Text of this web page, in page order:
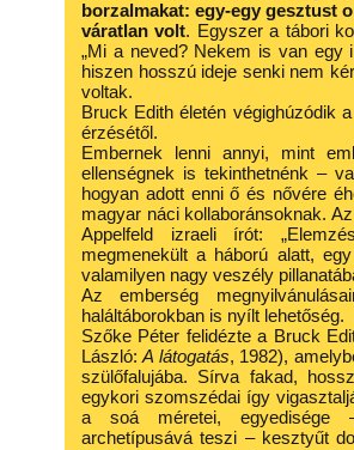
borzalmakat: egy-egy gesztust
váratlan volt. Egyszer a tábori
„Mi a neved? Nekem is van egy
hiszen hosszú ideje senki nem
voltak.
Bruck Edith életén végighúzódik
érzésétől.
Embernek lenni annyi, mint
ellenségnek is tekinthetnénk –
hogyan adott enni ő és nővére
magyar náci kollaboránsoknak.
Appelfeld izraeli írót:
megmenekült a háború alatt,
valamilyen nagy veszély
Az emberség
haláltáborokban is nyílt lehetőség.
Szőke Péter felidézte a Bruck
László:A látogatás, 1982),
szülőfalujába. Sírva fakad,
egykori szomszédai így
a soá méretei, egyedisége
archetípusává teszi – kesztyűt